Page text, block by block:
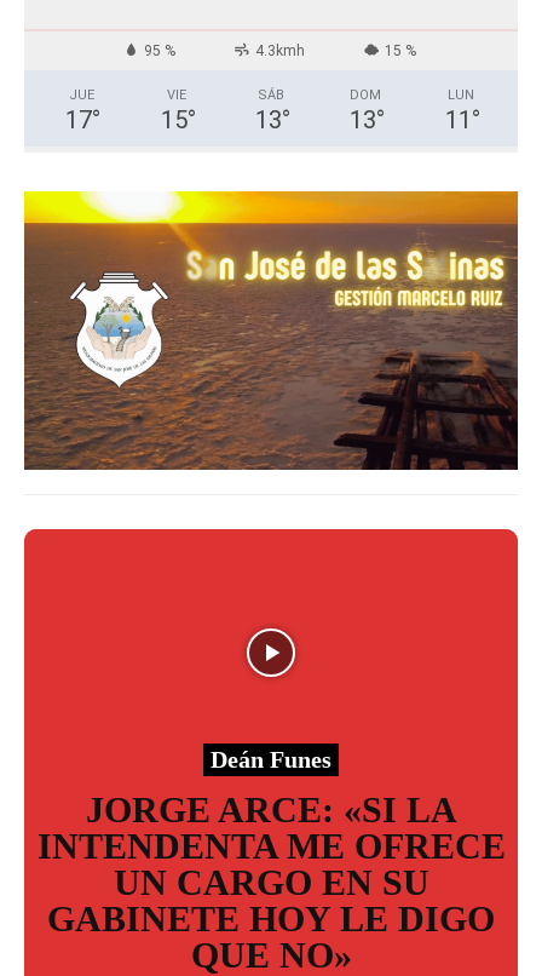
95 % 4.3kmh 15 %
JUE
17°
VIE
15°
SÁB
13°
DOM
13°
LUN
11 °
Deán Funes
JORGE ARCE: «SI LA
INTENDENTA ME OFRECE
UN CARGO EN SU
GABINETE HOY LE DIGO
QUE NO»